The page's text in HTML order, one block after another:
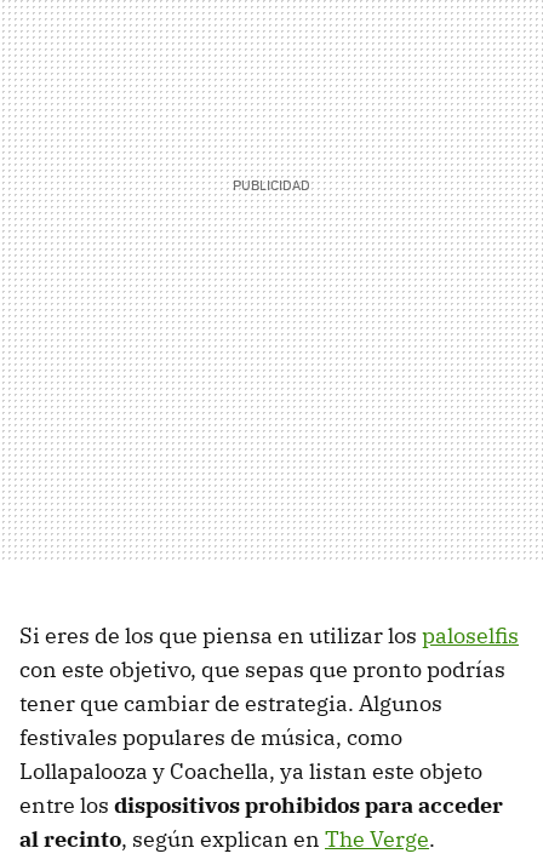
Si eres de los que piensa en utilizar los paloselfis
con este objetivo, que sepas que pronto podrías
tener que cambiar de estrategia. Algunos
festivales populares de música, como
Lollapalooza y Coachella, ya listan este objeto
entre los dispositivos prohibidos para acceder
al recinto, según explican en The Verge.